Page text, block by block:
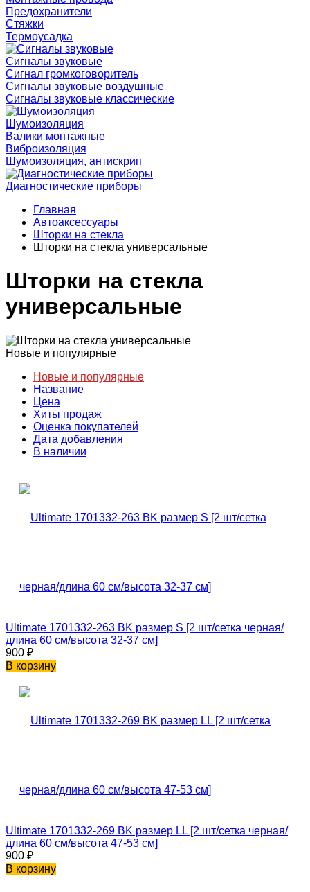
Предохранители
Стяжки
Термоусадка
Сигналы звуковые
Сигнал громкоговоритель
Сигналы звуковые воздушные
Сигналы звуковые классические
Шумоизоляция
Валики монтажные
Виброизоляция
Шумоизоляция, антискрип
Диагностические приборы
Главная
Автоаксессуары
Шторки на стекла
Шторки на стекла универсальные
Шторки на стекла
универсальные
Новые и популярные
Новые и популярные
Название
Цена
Хиты продаж
Оценка покупателей
Дата добавления
В наличии
Ultimate 1701332-263 BK размер S [2 шт/сетка черная/
длина 60 см/высота 32-37 см]
900 ₽
В корзину
Ultimate 1701332-269 BK размер LL [2 шт/сетка черная/
длина 60 см/высота 47-53 см]
900 ₽
В корзину